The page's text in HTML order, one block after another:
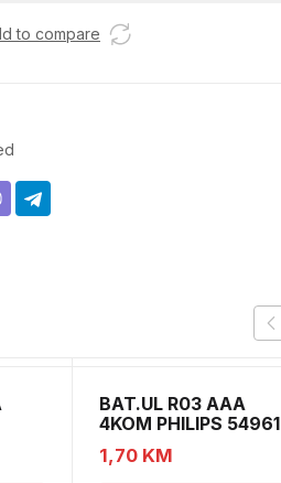
to compare
BAT.UL R03 AAA
4KOM PHILIPS 54961
1,70 KM